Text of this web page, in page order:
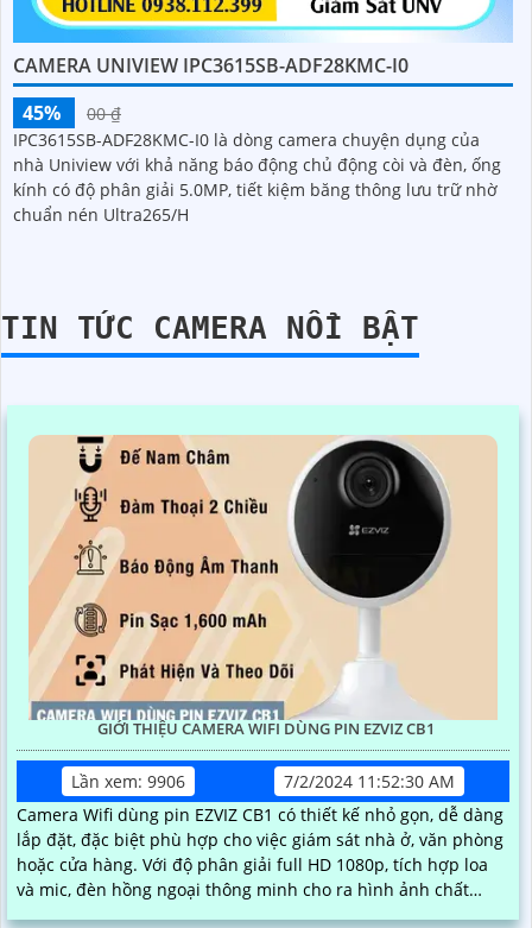
CAMERA UNIVIEW IPC3615SB-ADF28KMC-I0
45%
00 ₫
IPC3615SB-ADF28KMC-I0 là dòng camera chuyện dụng của
nhà Uniview với khả năng báo động chủ động còi và đèn, ống
kính có độ phân giải 5.0MP, tiết kiệm băng thông lưu trữ nhờ
chuẩn nén Ultra265/H
TIN TỨC CAMERA NỔI BẬT
GIỚI THIỆU CAMERA WIFI DÙNG PIN EZVIZ CB1
Lần xem: 9906
7/2/2024 11:52:30 AM
Camera Wifi dùng pin EZVIZ CB1 có thiết kế nhỏ gọn, dễ dàng
lắp đặt, đặc biệt phù hợp cho việc giám sát nhà ở, văn phòng
hoặc cửa hàng. Với độ phân giải full HD 1080p, tích hợp loa
và mic, đèn hồng ngoại thông minh cho ra hình ảnh chất
lượng ban đêm